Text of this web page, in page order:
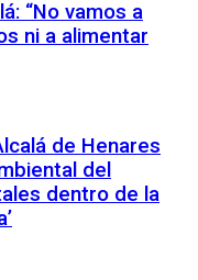
“No vamos a
ni a alimentar
de Henares
del
dentro de la